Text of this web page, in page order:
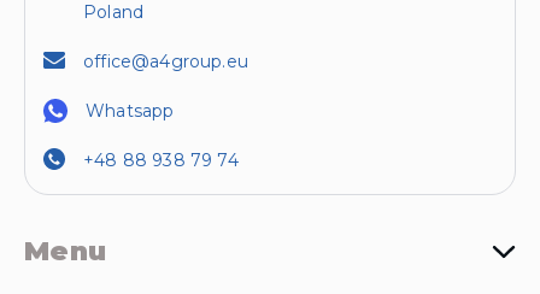
Poland
office@a4group.eu
Whatsapp
+48 88 938 79 74
Menu